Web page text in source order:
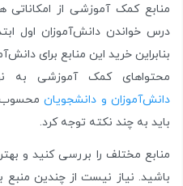
منابع کمک آموزشی از
درس خواندن دانش‌آموزان اول
بنابراین خرید این منابع برای
محتواهای کمک آموزشی به
دانش‌آموزان و دانشجویانمحسوب
باید به چند نکته توجه کرد.
منابع مختلف را بررسی کنید و
باشید. نیاز نیست از چندین